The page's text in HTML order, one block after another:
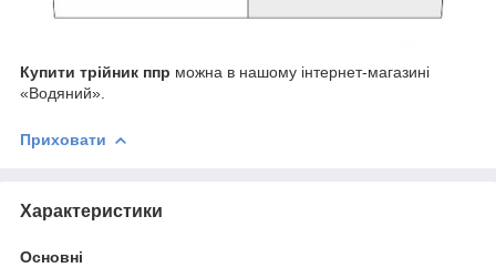
Купити трійник ппр можна в нашому інтернет-магазині
«Водяний».
Приховати
Характеристики
Основні